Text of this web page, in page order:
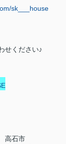
sk___house
せください♪
高石市